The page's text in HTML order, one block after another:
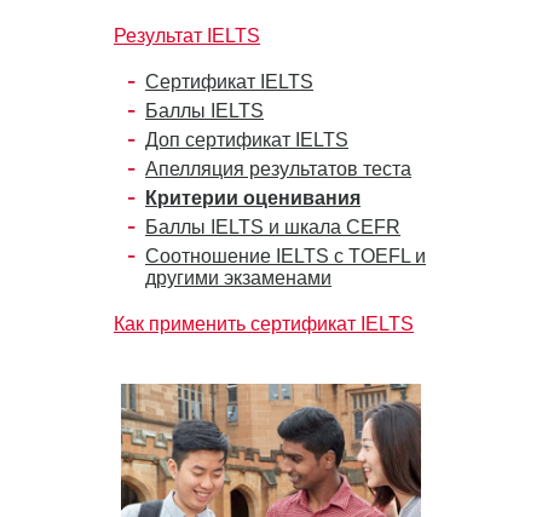
Результат IELTS
Сертификат IELTS
Баллы IELTS
Доп сертификат IELTS
Апелляция результатов теста
Критерии оценивания
Баллы IELTS и шкала CEFR
Соотношение IELTS с TOEFL и
другими экзаменами
Как применить сертификат IELTS